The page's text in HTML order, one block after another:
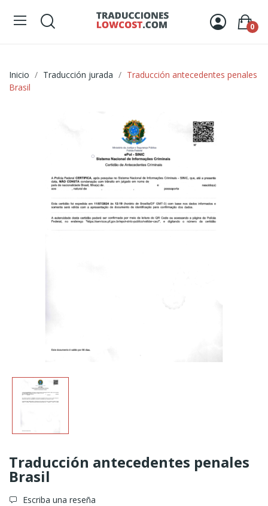
0
Inicio Traducción jurada
Traducción antecedentes penales
Brasil
Traducción antecedentes penales
Brasil
Escriba una reseña